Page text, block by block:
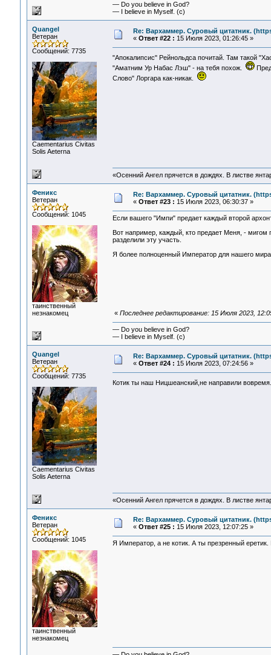
— Do you believe in God?
— I believe in Myself. (c)
Quangel
Ветеран
Сообщений: 7735
Сaementarius Civitas
Solis Aeterna
Re: Вархаммер. Суровый цитатник.
« Ответ #22 : 15 Июля 2023, 01:26:45 »
"Апокалипсис" Рейнольдса почитай. Там такой
"Аматним Ур Набас Лэш" - на тебя похож.
Слово" Лоргара как-никак.
«Осенний Ангел прячется в дождях. В листве
Феникс
Ветеран
Сообщений: 1045
таинственный
незнакомец
Re: Вархаммер. Суровый цитатник.
« Ответ #23 : 15 Июля 2023, 06:30:37 »
Если вашего "Импи" предает каждый второй
Вот например, каждый, кто предает Меня, -
разделили эту участь.
Я более полноценный Император для нашего
« Последнее редактирование: 15 Июля 2023,
— Do you believe in God?
— I believe in Myself. (c)
Quangel
Ветеран
Сообщений: 7735
Сaementarius Civitas
Solis Aeterna
Re: Вархаммер. Суровый цитатник.
« Ответ #24 : 15 Июля 2023, 07:24:56 »
Котик ты наш Ницшеанский,не направили
«Осенний Ангел прячется в дождях. В листве
Феникс
Ветеран
Сообщений: 1045
таинственный
незнакомец
Re: Вархаммер. Суровый цитатник.
« Ответ #25 : 15 Июля 2023, 12:07:25 »
Я Император, а не котик. А ты презренный еретик.